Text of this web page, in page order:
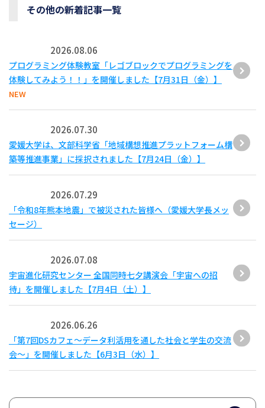
その他の新着記事一覧
2026.08.06
プログラミング体験教室「レゴブロックでプログラミングを
体験してみよう！！」を開催しました【7月31日（金）】
NEW
2026.07.30
愛媛大学は、文部科学省「地域構想推進プラットフォーム構
築等推進事業」に採択されました【7月24日（金）】
2026.07.29
「令和8年熊本地震」で被災された皆様へ（愛媛大学長メッ
セージ）
2026.07.08
宇宙進化研究センター 全国同時七夕講演会「宇宙への招
待」を開催しました【7月4日（土）】
2026.06.26
「第7回DSカフェ〜データ利活用を通した社会と学生の交流
会〜」を開催しました【6月3日（水）】